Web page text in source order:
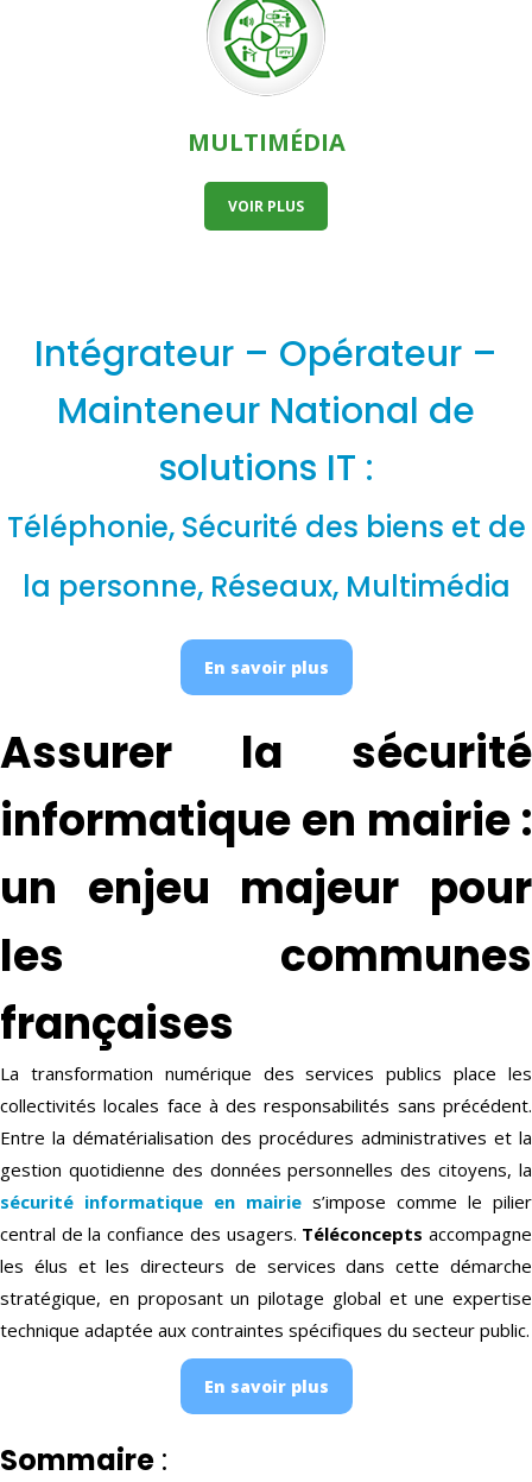
MULTIMÉDIA
VOIR PLUS
Intégrateur – Opérateur –
Mainteneur National de
solutions IT :
Téléphonie, Sécurité des biens et de
la personne, Réseaux, Multimédia
En savoir plus
Assurer la sécurité
informatique en mairie :
un enjeu majeur pour
les communes
françaises
La transformation numérique des services publics place les
collectivités locales face à des responsabilités sans précédent.
Entre la dématérialisation des procédures administratives et la
gestion quotidienne des données personnelles des citoyens, la
sécurité informatique en mairie s’impose comme le pilier
central de la confiance des usagers. Téléconcepts accompagne
les élus et les directeurs de services dans cette démarche
stratégique, en proposant un pilotage global et une expertise
technique adaptée aux contraintes spécifiques du secteur public.
En savoir plus
Sommaire :